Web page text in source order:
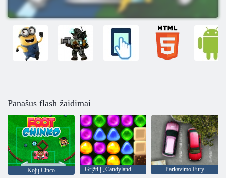
Panašūs flash žaidimai
Kojų Cinco Grįžti į „Candyland 4“: „Lollipop“ sodas Parkavimo Fury